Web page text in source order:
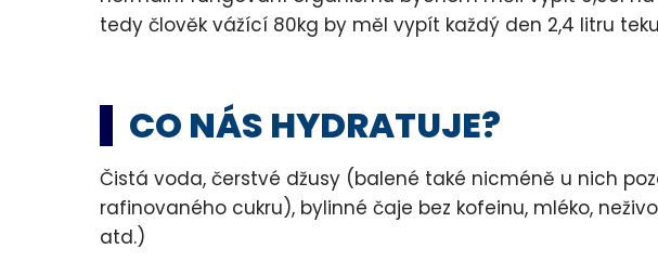
tedy člověk vážící 80kg by měl vypít každý den 2,4 litru
CO NÁS HYDRATUJE?
Čistá voda, čerstvé džusy (balené také nicméně u nich
rafinovaného cukru), bylinné čaje bez kofeinu, mléko,
atd.)